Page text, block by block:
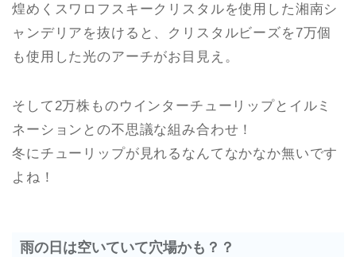
煌めくスワロフスキークリスタルを使用した湘南シ
ャンデリアを抜けると、クリスタルビーズを7万個
も使用した光のアーチがお目見え。
そして2万株ものウインターチューリップとイルミ
ネーションとの不思議な組み合わせ！
冬にチューリップが見れるなんてなかなか無いです
よね！
雨の日は空いていて穴場かも？？